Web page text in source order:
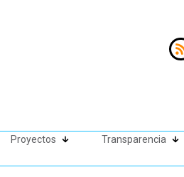
Proyectos Transparencia